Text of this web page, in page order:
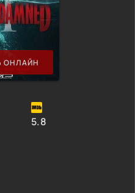
ОНЛАЙН
5.8